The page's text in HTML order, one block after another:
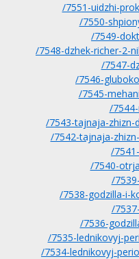
/7551-uidzhi-
/7550-
/7549-
/7548-dzhek-richer-2-
/7547-
/7546-
/7545-
/
/7543-tajnaja-zhizn-
/7542-tajnaja-
/
/7540-
/
/7538-godzilla-i-
/
/7536-
/7535-lednikovyj-
/7534-lednikovyj-